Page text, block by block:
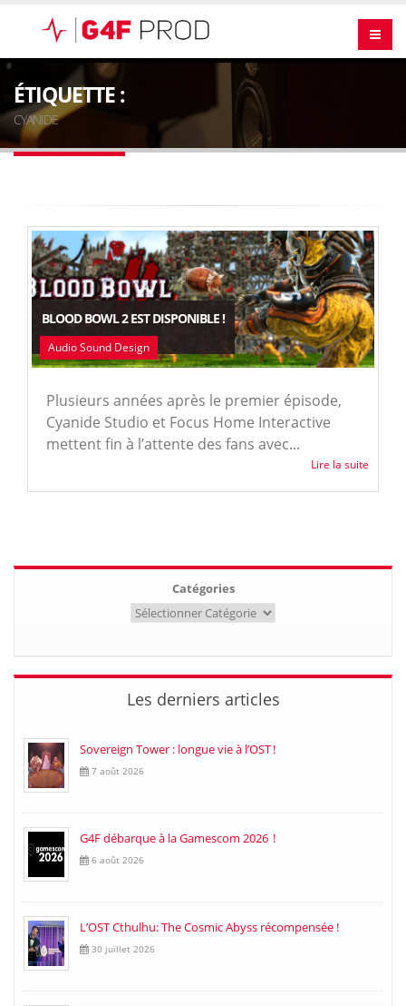
ÉTIQUETTE :
CYANIDE
BLOOD BOWL 2 EST DISPONIBLE !
Audio Sound Design
Plusieurs années après le premier épisode,
Cyanide Studio et Focus Home Interactive
mettent fin à l’attente des fans avec...
Lire la suite
Catégories
Les derniers articles
Sovereign Tower : longue vie à l’OST !
7 août 2026
G4F débarque à la Gamescom 2026 !
6 août 2026
L’OST Cthulhu: The Cosmic Abyss récompensée !
30 juillet 2026